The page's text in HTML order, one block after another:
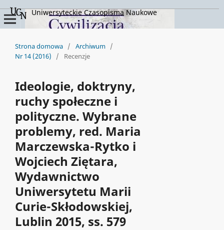
Uniwersyteckie Czasopisma Naukowe
Strona domowa / Archiwum /
Nr 14 (2016)
/ Recenzje
Ideologie, doktryny,
ruchy społeczne i
polityczne. Wybrane
problemy, red. Maria
Marczewska-Rytko i
Wojciech Ziętara,
Wydawnictwo
Uniwersytetu Marii
Curie-Skłodowskiej,
Lublin 2015, ss. 579